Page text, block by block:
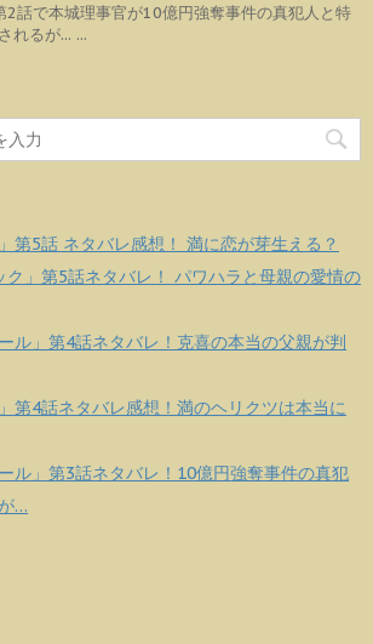
2話で本城理事官が10億円強奪事件の真犯人と特
れるが... ...
第5話 ネタバレ感想！ 満に恋が芽生える？
ク」第5話ネタバレ！ パワハラと母親の愛情の
ル」第4話ネタバレ！克喜の本当の父親が判
第4話ネタバレ感想！満のヘリクツは本当に
ル」第3話ネタバレ！10億円強奪事件の真犯
…